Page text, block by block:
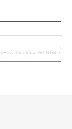
ードル クロノタイム Ref.79180 >